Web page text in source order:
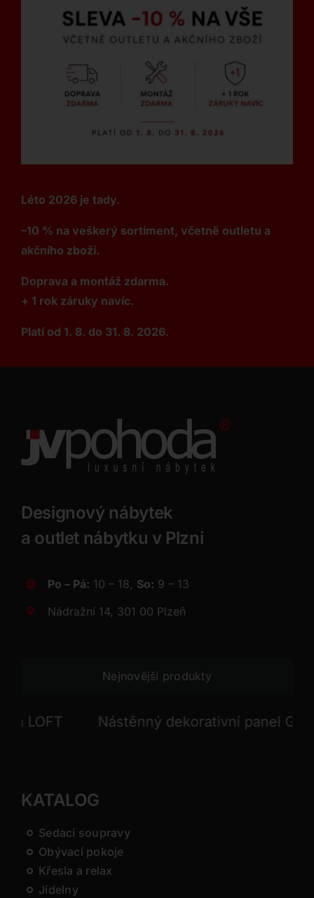
Léto 2026 je tady.
–10 % na veškerý sortiment, včetně outletu a
akčního zboží.
Doprava a montáž zdarma.
+ 1 rok záruky navíc.
Platí od 1. 8. do 31. 8. 2026.
Designový nábytek
a outlet nábytku v Plzni
Po – Pá: 10 – 18, So: 9 – 13
Nádražní 14, 301 00 Plzeň
Nejnovější produkty
Nástěnný dekorativní panel GONG
KATALOG
Sedací soupravy
Obývací pokoje
Křesla a relax
Jídelny